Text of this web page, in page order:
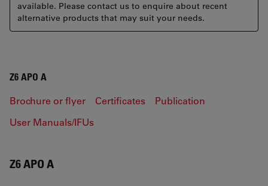
available. Please contact us to enquire about recent
alternative products that may suit your needs.
Z6 APO A
Brochure or flyer Certificates
Publication
User Manuals/IFUs
Z6 APO A